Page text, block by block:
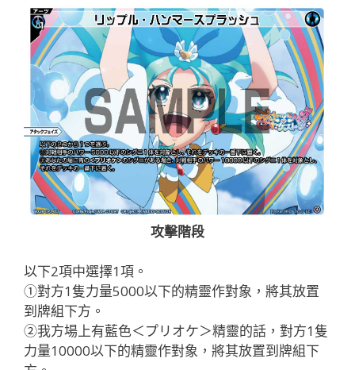
攻擊階段
以下2項中選擇1項。
①對方1隻力量5000以下的精靈作對象，將其放置
到牌組下方。
②我方場上有藍色＜プリオケ＞精靈的話，對方1隻
力量10000以下的精靈作對象，將其放置到牌組下